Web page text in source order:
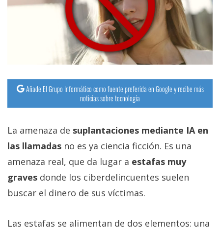
Añade El Grupo Informático como fuente preferida en Google y recibe más
noticias sobre tecnología
La amenaza de suplantaciones mediante IA en
las llamadas no es ya ciencia ficción. Es una
amenaza real, que da lugar a estafas muy
graves donde los ciberdelincuentes suelen
buscar el dinero de sus víctimas.
Las estafas se alimentan de dos elementos: una